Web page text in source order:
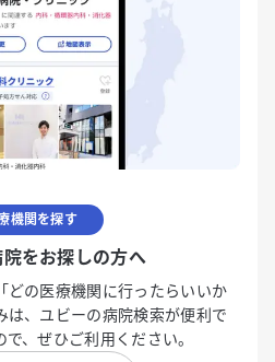
機関を探す
をお探しの方へ
どの医療機関に行ったらいいか
は、ユビーの病院検索が便利で
、ぜひご利用ください。